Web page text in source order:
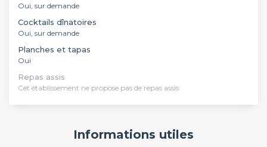
Oui, sur demande
Cocktails dînatoires
Oui, sur demande
Planches et tapas
Oui
Repas assis
Cet établissement ne propose pas de repas assis
Informations utiles